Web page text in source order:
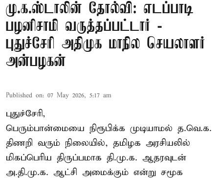
மு.க.ஸ்டாலின் தோல்வி: எடப்பாடி
பழனிசாமி வருத்தப்பட்டார் -
புதுச்சேரி அதிமுக மாநில செயலாளர்
அன்பழகன்
Published on: 07 May 2026, 5:17 am
புதுச்சேரி,
பெரும்பான்மையை நிரூபிக்க முடியாமல் த.வெ.க.
திணறி வரும் நிலையில், தமிழக அரசியலில்
மிகப்பெரிய திருப்பமாக தி.மு.க. ஆதரவுடன்
அ.தி.மு.க. ஆட்சி அமைக்கும் என்று சமூக